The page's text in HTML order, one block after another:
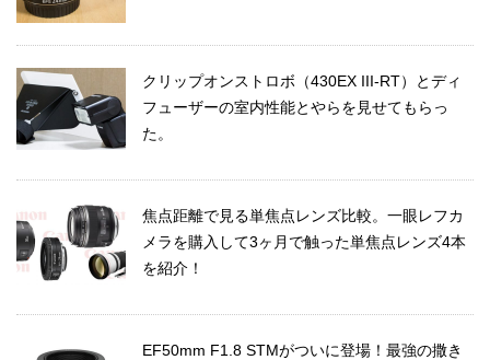
クリップオンストロボ（430EX III-RT）とディ
フューザーの室内性能とやらを見せてもらっ
た。
焦点距離で見る単焦点レンズ比較。一眼レフカ
メラを購入して3ヶ月で触った単焦点レンズ4本
を紹介！
EF50mm F1.8 STMがついに登場！最強の撒き